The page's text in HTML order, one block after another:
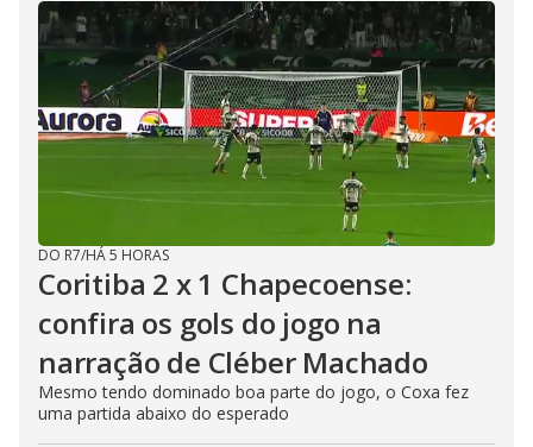
DO R7/HÁ 5 HORAS
Coritiba 2 x 1 Chapecoense:
confira os gols do jogo na
narração de Cléber Machado
Mesmo tendo dominado boa parte do jogo, o Coxa fez
uma partida abaixo do esperado